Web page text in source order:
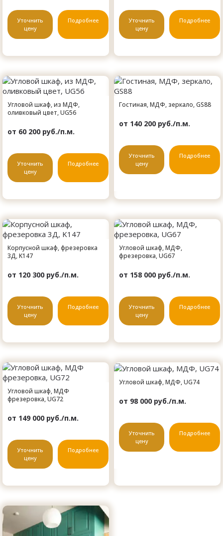
Уточнить
цену
Подробнее
Уточнить
цену
Подробнее
Угловой шкаф, из МДФ,
оливковый цвет, UG56
от 60 200 руб./п.м.
Уточнить
цену
Подробнее
Гостиная, МДФ, зеркало, GS88
от 140 200 руб./п.м.
Уточнить
цену
Подробнее
Корпусной шкаф, фрезеровка
3Д, K147
от 120 300 руб./п.м.
Уточнить
цену
Подробнее
Угловой шкаф, МДФ,
фрезеровка, UG67
от 158 000 руб./п.м.
Уточнить
цену
Подробнее
Угловой шкаф, МДФ
фрезеровка, UG72
от 149 000 руб./п.м.
Уточнить
цену
Подробнее
Угловой шкаф, МДФ, UG74
от 98 000 руб./п.м.
Уточнить
цену
Подробнее